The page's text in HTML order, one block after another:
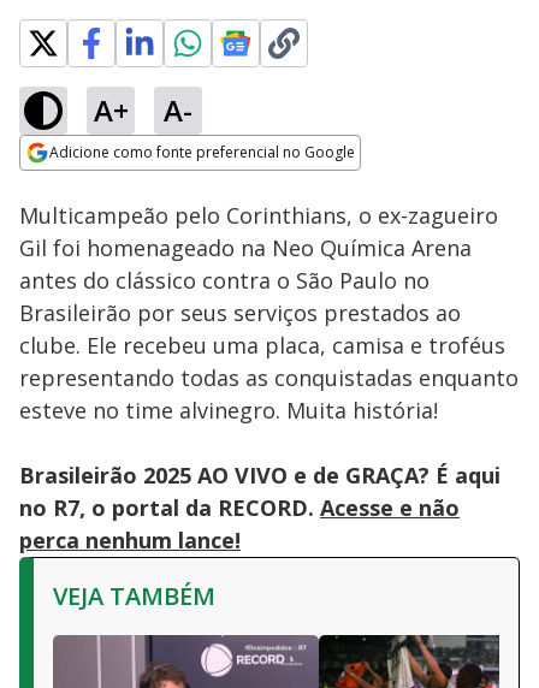
A+ A-
Adicione como fonte preferencial no Google
Ativar
Loaded
56.39%
Multicampeão pelo Corinthians, o ex-zagueiro
Gil foi homenageado na Neo Química Arena
antes do clássico contra o São Paulo no
Brasileirão por seus serviços prestados ao
clube. Ele recebeu uma placa, camisa e troféus
representando todas as conquistadas enquanto
esteve no time alvinegro. Muita história!
Brasileirão 2025 AO VIVO e de GRAÇA? É aqui
no R7, o portal da RECORD. Acesse e não
perca nenhum lance!
VEJA TAMBÉM